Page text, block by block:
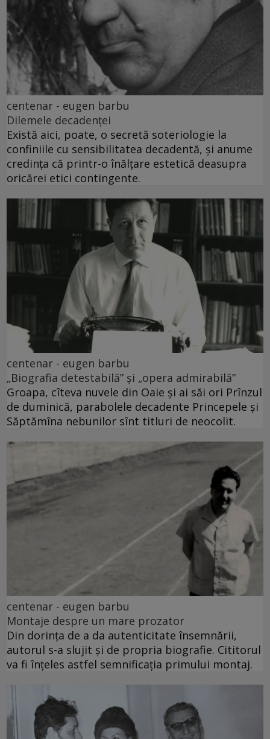
centenar - eugen barbu
Dilemele decadenței
Există aici, poate, o secretă soteriologie la
confiniile cu sensibilitatea decadentă, și anume
credința că printr-o înălțare estetică deasupra
oricărei etici contingente.
centenar - eugen barbu
„Biografia detestabilă” și „opera admirabilă”
Groapa, cîteva nuvele din Oaie și ai săi ori Prînzul
de duminică, parabolele decadente Princepele și
Săptămîna nebunilor sînt titluri de neocolit.
centenar - eugen barbu
Montaje despre un mare prozator
Din dorința de a da autenticitate însemnării,
autorul s-a slujit și de propria biografie. Cititorul
va fi înțeles astfel semnificația primului montaj.